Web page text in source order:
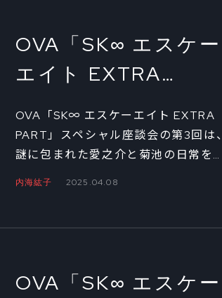
OVA「SK∞ エスケー
エイト EXTRA
PART」 監督・内海紘
子×プロデューサー陣
によるメインスタッ
フ座談会③
OVA「SK∞ エスケーエイト EXTRA
PART」スペシャル座談会の第3回は、
謎に包まれた愛之介と菊池の日常を描
映像についても聞いた。
内海紘子 2025.04.08
OVA「SK∞ エスケー